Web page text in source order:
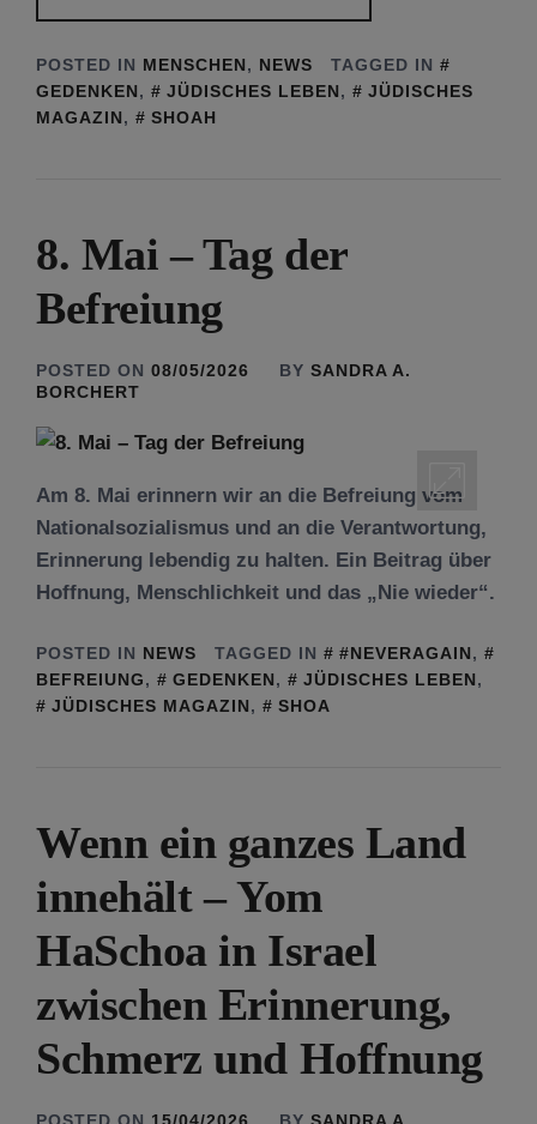
POSTED IN MENSCHEN, NEWS
TAGGED IN
GEDENKEN, JÜDISCHES LEBEN,
JÜDISCHES
MAGAZIN, SHOAH
8. Mai – Tag der
Befreiung
POSTED ON 08/05/2026 BY SANDRA A.
BORCHERT
Am 8. Mai erinnern wir an die Befreiung vom
Nationalsozialismus und an die Verantwortung,
Erinnerung lebendig zu halten. Ein Beitrag über
Hoffnung, Menschlichkeit und das „Nie wieder“.
POSTED IN NEWS TAGGED IN #NEVERAGAIN,
BEFREIUNG, GEDENKEN, JÜDISCHES LEBEN,
JÜDISCHES MAGAZIN, SHOA
Wenn ein ganzes Land
innehält – Yom
HaSchoa in Israel
zwischen Erinnerung,
Schmerz und Hoffnung
POSTED ON 15/04/2026 BY SANDRA A.